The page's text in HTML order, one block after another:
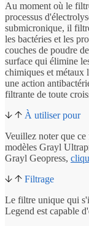
Au moment où le
processus
submicronique, il
les bactéries et les
couches de poudre
surface qui élimine
chimiques et métaux
une action
filtrante de toute
À utiliser pour
Veuillez noter que
modèles Grayl
Grayl Geopress,
Filtrage
Le filtre unique qui
Legend est capable